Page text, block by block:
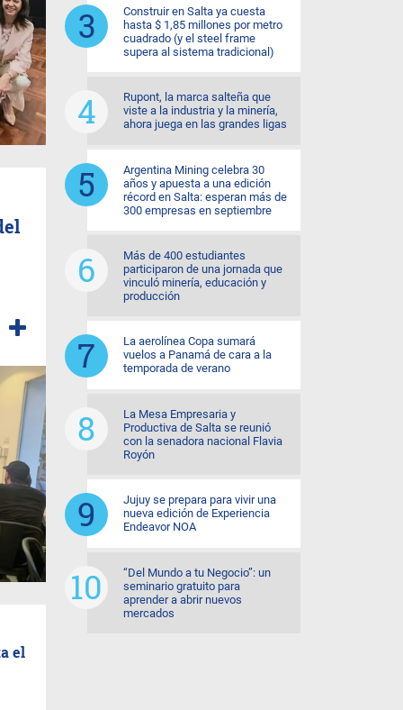
el
Construir en Salta ya cuesta
hasta $ 1,85 millones por metro
cuadrado (y el steel frame
supera al sistema tradicional)
Rupont, la marca salteña que
viste a la industria y la minería,
ahora juega en las grandes ligas
Argentina Mining celebra 30
años y apuesta a una edición
récord en Salta: esperan más de
300 empresas en septiembre
Más de 400 estudiantes
participaron de una jornada que
vinculó minería, educación y
producción
La aerolínea Copa sumará
vuelos a Panamá de cara a la
temporada de verano
La Mesa Empresaria y
Productiva de Salta se reunió
con la senadora nacional Flavia
Royón
Jujuy se prepara para vivir una
nueva edición de Experiencia
Endeavor NOA
“Del Mundo a tu Negocio”: un
seminario gratuito para
aprender a abrir nuevos
mercados